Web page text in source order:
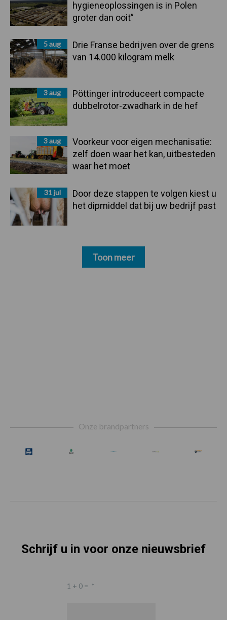
hygieneoplossingen is in Polen
groter dan ooit”
5 aug
Drie Franse bedrijven over de grens
van 14.000 kilogram melk
3 aug
Pöttinger introduceert compacte
dubbelrotor-zwadhark in de hef
3 aug
Voorkeur voor eigen mechanisatie:
zelf doen waar het kan, uitbesteden
waar het moet
31 jul
Door deze stappen te volgen kiest u
het dipmiddel dat bij uw bedrijf past
Toon meer
Onze brandpartners
Schrijf u in voor onze nieuwsbrief
1 + 0 = *